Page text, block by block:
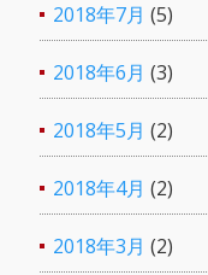
2018年7月 (5)
2018年6月 (3)
2018年5月 (2)
2018年4月 (2)
2018年3月 (2)